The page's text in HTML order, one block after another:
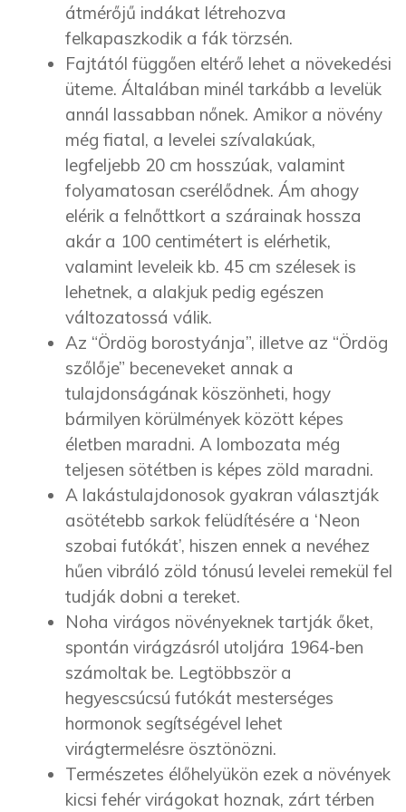
átmérőjű indákat létrehozva
felkapaszkodik a fák törzsén.
Fajtától függően eltérő lehet a növekedési
üteme. Általában minél tarkább a levelük
annál lassabban nőnek. Amikor a növény
még fiatal, a levelei szívalakúak,
legfeljebb 20 cm hosszúak, valamint
folyamatosan cserélődnek. Ám ahogy
elérik a felnőttkort a szárainak hossza
akár a 100 centimétert is elérhetik,
valamint leveleik kb. 45 cm szélesek is
lehetnek, a alakjuk pedig egészen
változatossá válik.
Az “Ördög borostyánja”, illetve az “Ördög
szőlője” beceneveket annak a
tulajdonságának köszönheti, hogy
bármilyen körülmények között képes
életben maradni. A lombozata még
teljesen sötétben is képes zöld maradni.
A lakástulajdonosok gyakran választják
asötétebb sarkok felüdítésére a ‘Neon
szobai futókát’, hiszen ennek a nevéhez
hűen vibráló zöld tónusú levelei remekül fel
tudják dobni a tereket.
Noha virágos növényeknek tartják őket,
spontán virágzásról utoljára 1964-ben
számoltak be. Legtöbbször a
hegyescsúcsú futókát mesterséges
hormonok segítségével lehet
virágtermelésre ösztönözni.
Természetes élőhelyükön ezek a növények
kicsi fehér virágokat hoznak, zárt térben